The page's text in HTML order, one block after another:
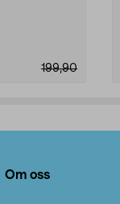
199,90
Om oss